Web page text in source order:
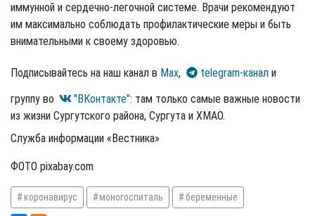
иммунной и сердечно-легочной системе. Врачи рекомендуют
им максимально соблюдать профилактические меры и быть
внимательными к своему здоровью.
Подписывайтесь на наш канал в Max, telegram-канал и
группу во
"ВКонтакте": там только самые важные новости
из жизни Сургутского района, Сургута и ХМАО.
Служба информации «Вестника»
ФОТО pixabay.com
коронавирус моногоспиталь беременные